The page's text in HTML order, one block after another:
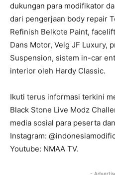
dukungan para modifikator
dari pengerjaan body repair
Refinish Belkote Paint,
Dans Motor, Velg JF Luxury,
Suspension, sistem in-car
interior oleh Hardy Classic.
Ikuti terus informasi terkini
Black Stone Live Modz
media sosial para peserta
Instagram:
Youtube: NMAA TV.
-